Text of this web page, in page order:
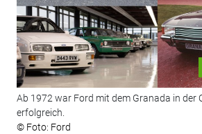
Ab 1972 war Ford mit dem Granada in der
erfolgreich.
© Foto: Ford